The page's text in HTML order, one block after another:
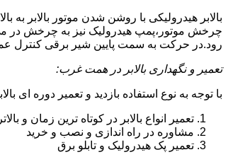
بالابر هیدرولیکی با روشن شدن موتور
چرخش موتور،پمپ هیدرولیک نیز به چرخش در می
رود.در حرکت به سمت پایین شیر برقی کنترل عمل
تعمیر و نگهداری بالابر در همت غرب:
با توجه به نوع استفاده بازدید و تعمیر دوره ای
تعمیر انواع بالابر در کوتاه ترین زمان و
مشاوره در راه اندازی و نصب و خرید
تعمیر پک هیدرولیک و تابلو برق